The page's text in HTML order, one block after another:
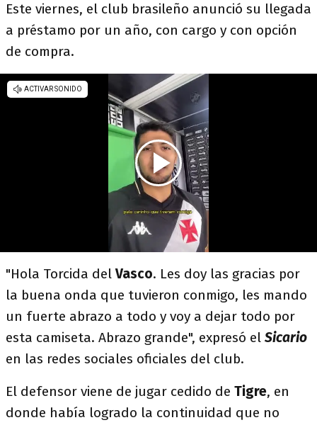
Este viernes, el club brasileño anunció su llegada
a préstamo por un año, con cargo y con opción
de compra.
"Hola Torcida delVasco. Les doy las gracias por
la buena onda que tuvieron conmigo, les mando
un fuerte abrazo a todo y voy a dejar todo por
esta camiseta. Abrazo grande", expresó el Sicario
en las redes sociales oficiales del club.
El defensor viene de jugar cedido de Tigre, en
donde había logrado la continuidad que no